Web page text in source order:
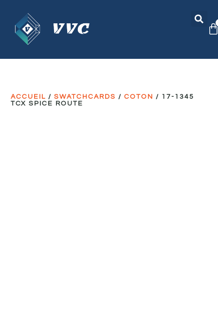
ACCUEIL /SWATCHCARDS /COTON / 17-1345
TCX SPICE ROUTE